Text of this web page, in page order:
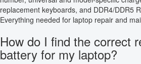
replacement keyboards, and DDR4/DDR5
Everything needed for laptop repair and
How do I find the correct
battery for my laptop?